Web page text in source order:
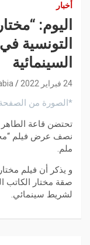
أخبار
اليوم:
التونسية
السينمائية
24 فبراير 2022
*الصورة من الصفحة
تحتضن قاعة
ملم.
صقة مختار الكاتب
لشريط سينمائي.